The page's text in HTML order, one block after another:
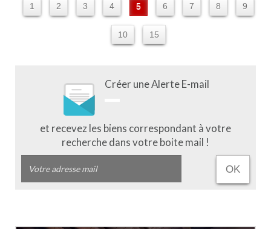
1 2 3 4 5 6 7 8 9
10 15
Créer une Alerte E-mail
et recevez les biens correspondant à votre
recherche dans votre boite mail !
OK